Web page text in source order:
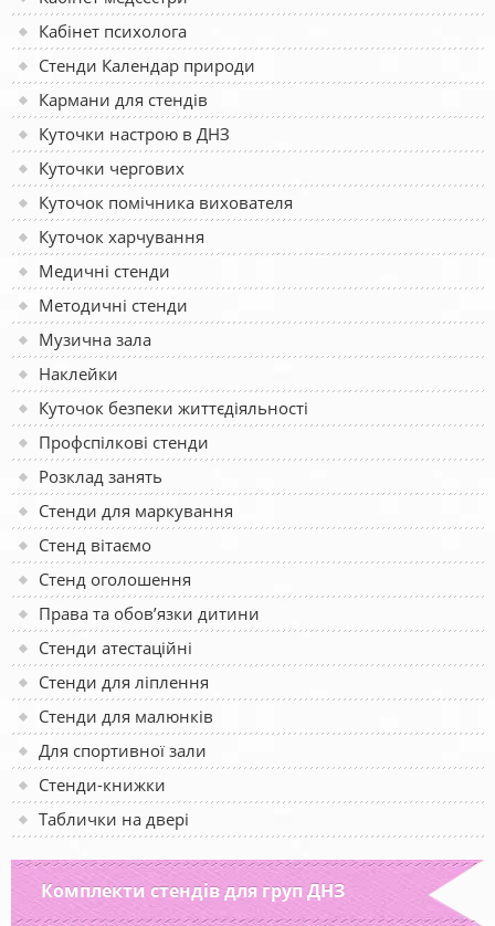
Кабінет психолога
Стенди Календар природи
Кармани для стендів
Куточки настрою в ДНЗ
Куточки чергових
Куточок помічника вихователя
Куточок харчування
Медичні стенди
Методичні стенди
Музична зала
Наклейки
Куточок безпеки життєдіяльності
Профспілкові стенди
Розклад занять
Стенди для маркування
Стенд вітаємо
Стенд оголошення
Права та обов’язки дитини
Стенди атестаційні
Стенди для ліплення
Стенди для малюнків
Для спортивної зали
Стенди-книжки
Таблички на двері
Комплекти стендів для груп ДНЗ